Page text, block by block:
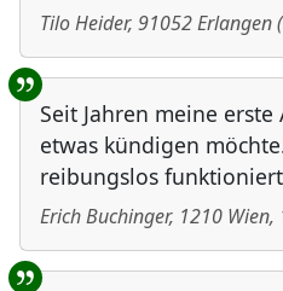
Tilo Heider, 91052Erlangen(
Seit Jahren meine
etwas kündigen
reibungslos
Erich Buchinger, 1210 Wien,